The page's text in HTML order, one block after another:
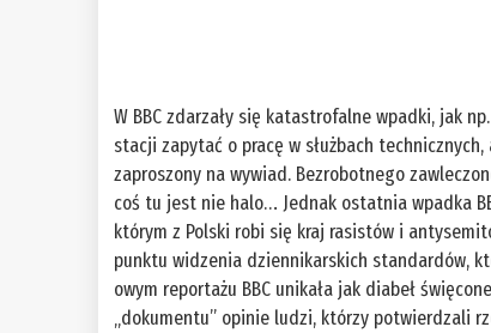
W BBC zdarzały się katastrofalne wpadki, jak
stacji zapytać o pracę w służbach
zaproszony na wywiad. Bezrobotnego
coś tu jest nie halo… Jednak ostatnia wpadka
którym z Polski robi się kraj rasistów i
punktu widzenia dziennikarskich standardów,
owym reportażu BBC unikała jak diabeł
„dokumentu” opinie ludzi, którzy potwierdzali